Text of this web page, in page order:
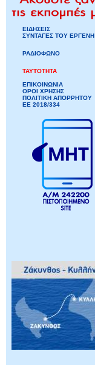
ΕΙΔΗΣΕΙΣ
ΣΥΝΤΑΓΕΣ ΤΟΥ ΕΡΓΕΝΗ
ΡΑΔΙΟΦΩΝΟ
ΤΑΥΤΟΤΗΤΑ
ΕΠΙΚΟΙΝΩΝΙΑ
ΟΡΟΙ ΧΡΗΣΗΣ
ΠΟΛΙΤΙΚΗ ΑΠΟΡΡΗΤΟΥ
ΕΕ 2018/334